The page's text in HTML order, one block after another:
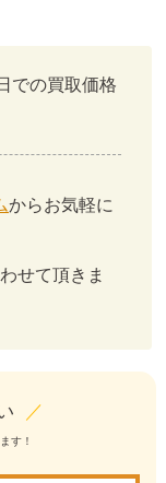
での買取価格
からお気軽に
せて頂きま
／
す！